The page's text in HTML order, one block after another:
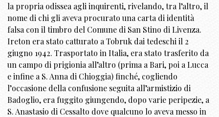
la propria odissea agli inquirenti, rivelando, tra l’altro, il
nome di chi gli aveva procurato una carta di identità
falsa con il timbro del Comune di San Stino di Livenza.
Ireton era stato catturato a Tobruk dai tedeschi il 2
giugno 1942. Trasportato in Italia, era stato trasferito da
un campo di prigionia all’altro (prima a Bari, poi a Lucca
e infine a S. Anna di Chioggia) finché, cogliendo
l’occasione della confusione seguita all’armistizio di
Badoglio, era fuggito giungendo, dopo varie peripezie, a
S. Anastasio di Cessalto dove qualcuno lo aveva messo in